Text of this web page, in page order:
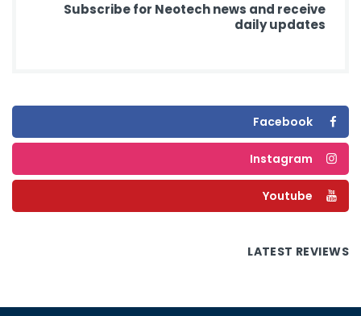
Subscribe for Neotech news and receive
daily updates
Facebook
Instagram
Youtube
LATEST REVIEWS